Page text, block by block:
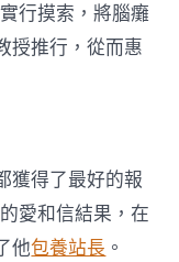
行摸索，將腦癱
授推行，從而惠
獲得了最好的報
愛和信結果，在
他包養站長 。